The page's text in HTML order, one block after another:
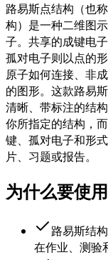
路易斯点结构（也
构）是一种二维图
子。共享的成键电
孤对电子则以点的
原子如何连接、非
的图形。这款路易
清晰、带标注的结
你所指定的结构，
键、孤对电子和形
片、习题或报告。
为什么要使
路易斯结
在作业、测验